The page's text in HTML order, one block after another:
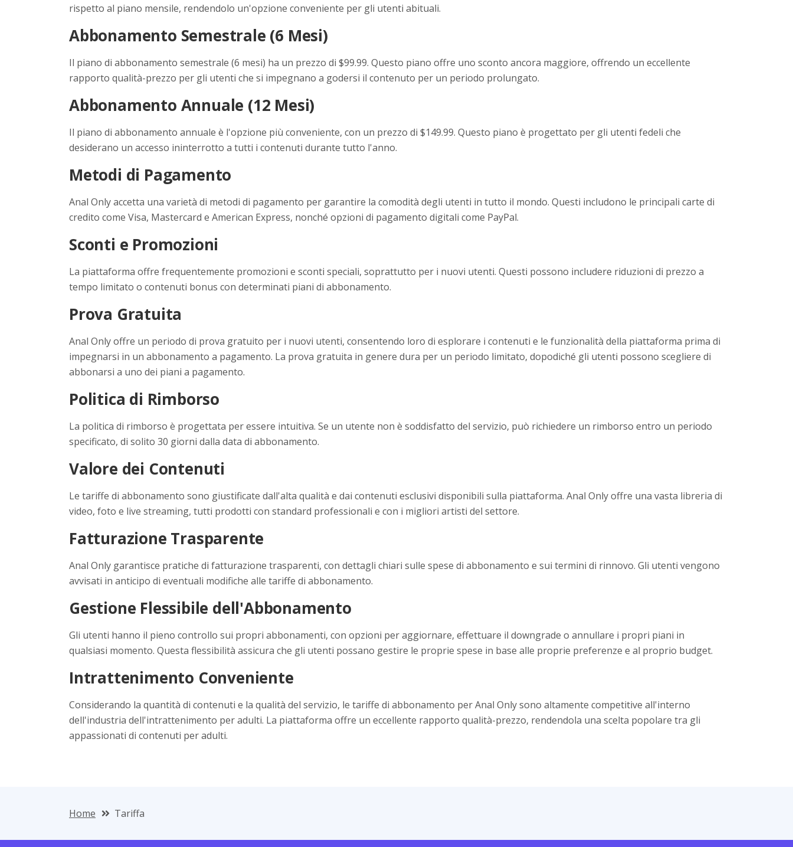
rispetto al piano mensile, rendendolo un'opzione conveniente per gli utenti abituali.
Abbonamento Semestrale (6 Mesi)
Il piano di abbonamento semestrale (6 mesi) ha un prezzo di $99.99. Questo piano offre uno sconto ancora maggiore, offrendo un eccellente
rapporto qualità-prezzo per gli utenti che si impegnano a godersi il contenuto per un periodo prolungato.
Abbonamento Annuale (12 Mesi)
Il piano di abbonamento annuale è l'opzione più conveniente, con un prezzo di $149.99. Questo piano è progettato per gli utenti fedeli che
desiderano un accesso ininterrotto a tutti i contenuti durante tutto l'anno.
Metodi di Pagamento
Anal Only accetta una varietà di metodi di pagamento per garantire la comodità degli utenti in tutto il mondo. Questi includono le principali carte di
credito come Visa, Mastercard e American Express, nonché opzioni di pagamento digitali come PayPal.
Sconti e Promozioni
La piattaforma offre frequentemente promozioni e sconti speciali, soprattutto per i nuovi utenti. Questi possono includere riduzioni di prezzo a
tempo limitato o contenuti bonus con determinati piani di abbonamento.
Prova Gratuita
Anal Only offre un periodo di prova gratuito per i nuovi utenti, consentendo loro di esplorare i contenuti e le funzionalità della piattaforma prima di
impegnarsi in un abbonamento a pagamento. La prova gratuita in genere dura per un periodo limitato, dopodiché gli utenti possono scegliere di
abbonarsi a uno dei piani a pagamento.
Politica di Rimborso
La politica di rimborso è progettata per essere intuitiva. Se un utente non è soddisfatto del servizio, può richiedere un rimborso entro un periodo
specificato, di solito 30 giorni dalla data di abbonamento.
Valore dei Contenuti
Le tariffe di abbonamento sono giustificate dall'alta qualità e dai contenuti esclusivi disponibili sulla piattaforma. Anal Only offre una vasta libreria di
video, foto e live streaming, tutti prodotti con standard professionali e con i migliori artisti del settore.
Fatturazione Trasparente
Anal Only garantisce pratiche di fatturazione trasparenti, con dettagli chiari sulle spese di abbonamento e sui termini di rinnovo. Gli utenti vengono
avvisati in anticipo di eventuali modifiche alle tariffe di abbonamento.
Gestione Flessibile dell'Abbonamento
Gli utenti hanno il pieno controllo sui propri abbonamenti, con opzioni per aggiornare, effettuare il downgrade o annullare i propri piani in
qualsiasi momento. Questa flessibilità assicura che gli utenti possano gestire le proprie spese in base alle proprie preferenze e al proprio budget.
Intrattenimento Conveniente
Considerando la quantità di contenuti e la qualità del servizio, le tariffe di abbonamento per Anal Only sono altamente competitive all'interno
dell'industria dell'intrattenimento per adulti. La piattaforma offre un eccellente rapporto qualità-prezzo, rendendola una scelta popolare tra gli
appassionati di contenuti per adulti.
Home Tariffa